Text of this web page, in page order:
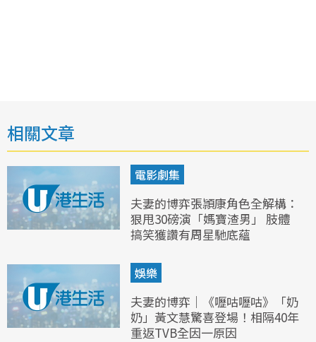
相關文章
電影劇集
夫妻的博弈張頴康角色全解構：
狠甩30磅演「媽寶渣男」 肢體
搞笑獲讚有周星馳底蘊
娛樂
夫妻的博弈｜《嚦咕嚦咕》「奶
奶」黃文慧驚喜登場！相隔40年
重返TVB全因一原因